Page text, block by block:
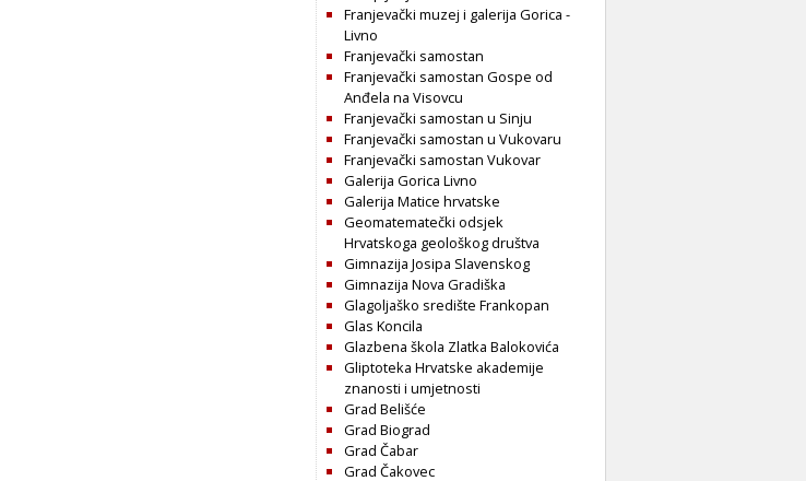
Franjevački muzej i galerija Gorica -
Livno
Franjevački samostan
Franjevački samostan Gospe od
Anđela na Visovcu
Franjevački samostan u Sinju
Franjevački samostan u Vukovaru
Franjevački samostan Vukovar
Galerija Gorica Livno
Galerija Matice hrvatske
Geomatematečki odsjek
Hrvatskoga geološkog društva
Gimnazija Josipa Slavenskog
Gimnazija Nova Gradiška
Glagoljaško središte Frankopan
Glas Koncila
Glazbena škola Zlatka Balokovića
Gliptoteka Hrvatske akademije
znanosti i umjetnosti
Grad Belišće
Grad Biograd
Grad Čabar
Grad Čakovec